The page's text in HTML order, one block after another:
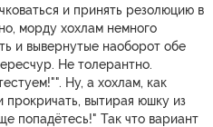
и принять резолюцию в
морду хохлам немного
и вывернутые наоборот обе
Не толерантно.
Ну, а хохлам, как
вытирая юшку из
попадётесь!" Так что вариант